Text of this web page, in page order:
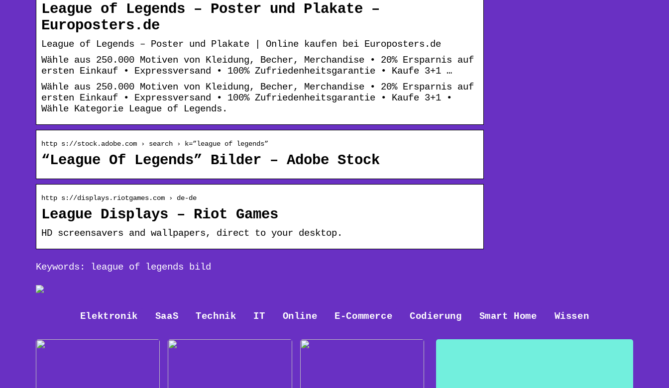
League of Legends – Poster und Plakate –
Europosters.de
League of Legends – Poster und Plakate | Online kaufen bei Europosters.de
Wähle aus 250.000 Motiven von Kleidung, Becher, Merchandise • 20% Ersparnis auf
ersten Einkauf • Expressversand • 100% Zufriedenheitsgarantie • Kaufe 3+1 …
Wähle aus 250.000 Motiven von Kleidung, Becher, Merchandise • 20% Ersparnis auf
ersten Einkauf • Expressversand • 100% Zufriedenheitsgarantie • Kaufe 3+1 •
Wähle Kategorie League of Legends.
http s://stock.adobe.com › search › k=”league of legends”
“League Of Legends” Bilder – Adobe Stock
http s://displays.riotgames.com › de-de
League Displays – Riot Games
HD screensavers and wallpapers, direct to your desktop.
Keywords: league of legends bild
Elektronik SaaS Technik IT Online E-Commerce Codierung Smart Home Wissen